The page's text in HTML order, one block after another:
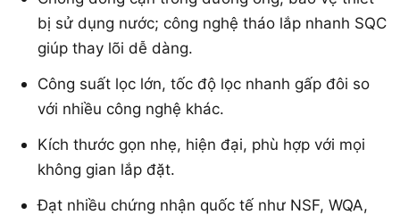
bị sử dụng nước; công nghệ tháo lắp nhanh SQC
giúp thay lõi dễ dàng.
Công suất lọc lớn, tốc độ lọc nhanh gấp đôi so
với nhiều công nghệ khác.
Kích thước gọn nhẹ, hiện đại, phù hợp với mọi
không gian lắp đặt.
Đạt nhiều chứng nhận quốc tế như NSF, WQA,